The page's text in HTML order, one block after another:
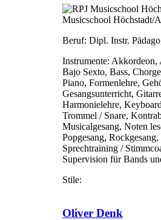
Musicschool Höchstadt/
Beruf: Dipl. Instr.
Instrumente: Akkordeon,
Bajo Sexto, Bass,
Piano, Formenlehre,
Gesangsunterricht,
Harmonielehre,
Trommel / Snare,
Musicalgesang, Noten
Popgesang,
Sprechtraining /
Supervision für Bands
Stile:
Oliver Denk